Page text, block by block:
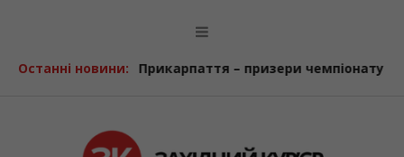
Останні новини:
з Прикарпаття – призери чемпіонату України з